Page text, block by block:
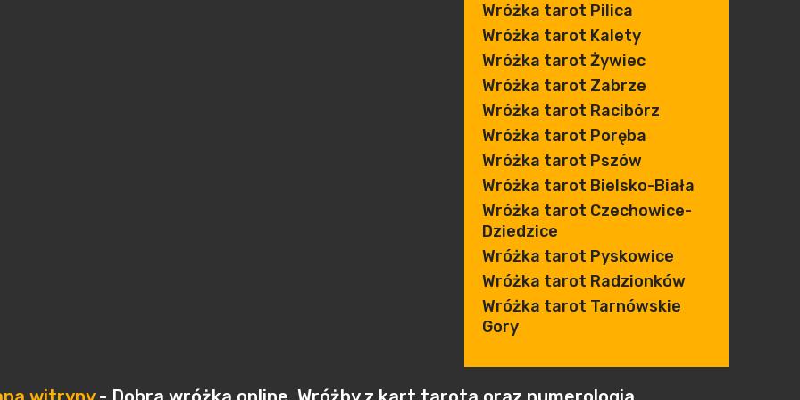
Wróżka tarot Pilica
Wróżka tarot Kalety
Wróżka tarot Żywiec
Wróżka tarot Zabrze
Wróżka tarot Racibórz
Wróżka tarot Poręba
Wróżka tarot Pszów
Wróżka tarot Bielsko-Biała
Wróżka tarot Czechowice-
Dziedzice
Wróżka tarot Pyskowice
Wróżka tarot Radzionków
Wróżka tarot Tarnówskie
Gory